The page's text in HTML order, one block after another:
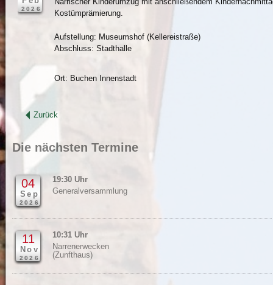
2026
Kostümprämierung.
Aufstellung: Museumshof (Kellereistraße)
Abschluss: Stadthalle
Ort: Buchen Innenstadt
Zurück
Die nächsten Termine
04
Sep
2026
19:30 Uhr
Generalversammlung
11
Nov
2026
10:31 Uhr
Narrenerwecken
(Zunfthaus)